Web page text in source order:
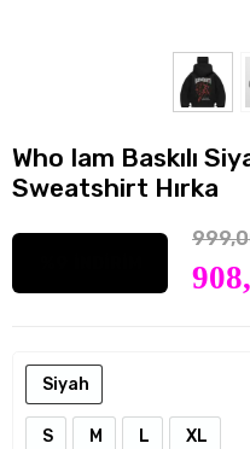
Who Iam Baskılı
Sweatshirt Hırka
Siyah
S M L XL